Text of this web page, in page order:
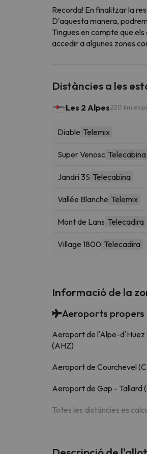
Recorda! En finalitzar la
D'aquesta manera,
Tingues en compte que
accedir a algunes zones
Distàncies a les
Les 2 Alpes 220 km
Diable Telemix
Super Venosc Telecabina
Jandri 3S Telecabina
Vallée Blanche Telemix
Mont de Lans Telecadira
Village 1800 Telecadira
Informació de la
Aeroports propers
Aeroport de l'Alpe-d'Huez
(AHZ)
Aeroport de Courchevel
Aeroport de Gap - Tallard
Totes les distàncies es